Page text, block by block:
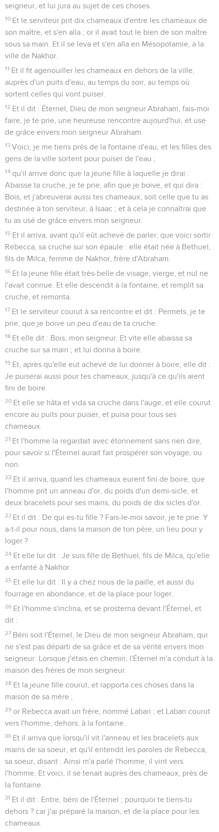
seigneur, et lui jura au sujet de ces choses.
10 Et le serviteur prit dix chameaux d'entre les chameaux de
son maître, et s'en alla ; or il avait tout le bien de son maître
sous sa main. Et il se leva et s'en alla en Mésopotamie, à la
ville de Nakhor.
11 Et il fit agenouiller les chameaux en dehors de la ville,
auprès d'un puits d'eau, au temps du soir, au temps où
sortent celles qui vont puiser.
12 Et il dit : Éternel, Dieu de mon seigneur Abraham, fais-moi
faire, je te prie, une heureuse rencontre aujourd'hui, et use
de grâce envers mon seigneur Abraham.
13 Voici, je me tiens près de la fontaine d'eau, et les filles des
gens de la ville sortent pour puiser de l'eau ;
14 qu'il arrive donc que la jeune fille à laquelle je dirai :
Abaisse ta cruche, je te prie, afin que je boive, et qui dira :
Bois, et j'abreuverai aussi tes chameaux, soit celle que tu as
destinée à ton serviteur, à Isaac ; et à cela je connaîtrai que
tu as usé de grâce envers mon seigneur.
15 Et il arriva, avant qu'il eût achevé de parler, que voici sortir
Rebecca, sa cruche sur son épaule : elle était née à Bethuel,
fils de Milca, femme de Nakhor, frère d'Abraham.
16 Et la jeune fille était très-belle de visage, vierge, et nul ne
l'avait connue. Et elle descendit à la fontaine, et remplit sa
cruche, et remonta.
17 Et le serviteur courut à sa rencontre et dit : Permets, je te
prie, que je boive un peu d'eau de ta cruche.
18 Et elle dit : Bois, mon seigneur. Et vite elle abaissa sa
cruche sur sa main ; et lui donna à boire.
19 Et, après qu'elle eut achevé de lui donner à boire, elle dit :
Je puiserai aussi pour tes chameaux, jusqu'à ce qu'ils aient
fini de boire.
20 Et elle se hâta et vida sa cruche dans l'auge, et elle courut
encore au puits pour puiser, et puisa pour tous ses
chameaux.
21 Et l'homme la regardait avec étonnement sans rien dire,
pour savoir si l'Éternel aurait fait prospérer son voyage, ou
non.
22 Et il arriva, quand les chameaux eurent fini de boire, que
l'homme prit un anneau d'or, du poids d'un demi-sicle, et
deux bracelets pour ses mains, du poids de dix sicles d'or.
23 Et il dit : De qui es-tu fille ? Fais-le-moi savoir, je te prie. Y
a-t-il pour nous, dans la maison de ton père, un lieu pour y
loger ?
24 Et elle lui dit : Je suis fille de Bethuel, fils de Milca, qu'elle
a enfanté à Nakhor.
25 Et elle lui dit : Il y a chez nous de la paille, et aussi du
fourrage en abondance, et de la place pour loger.
26 Et l'homme s'inclina, et se prosterna devant l'Éternel, et
dit :
27 Béni soit l'Éternel, le Dieu de mon seigneur Abraham, qui
ne s'est pas départi de sa grâce et de sa vérité envers mon
seigneur. Lorsque j'étais en chemin, l'Éternel m'a conduit à la
maison des frères de mon seigneur.
28 Et la jeune fille courut, et rapporta ces choses dans la
maison de sa mère ;
29 or Rebecca avait un frère, nommé Laban ; et Laban courut
vers l'homme, dehors, à la fontaine.
30 Et il arriva que lorsqu'il vit l'anneau et les bracelets aux
mains de sa soeur, et qu'il entendit les paroles de Rebecca,
sa soeur, disant : Ainsi m'a parlé l'homme, il vint vers
l'homme. Et voici, il se tenait auprès des chameaux, près de
la fontaine.
31 Et il dit : Entre, béni de l'Éternel ; pourquoi te tiens-tu
dehors ? car j'ai préparé la maison, et de la place pour les
chameaux.